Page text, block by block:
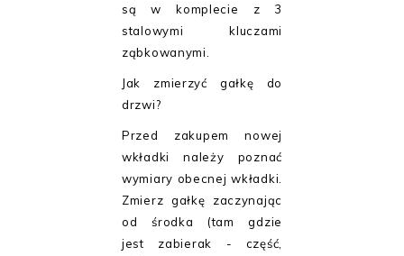
są w komplecie z 3
stalowymi kluczami
ząbkowanymi.
Jak zmierzyć gałkę do
drzwi?
Przed zakupem nowej
wkładki należy poznać
wymiary obecnej wkładki.
Zmierz gałkę zaczynając
od środka (tam gdzie
jest zabierak - część,